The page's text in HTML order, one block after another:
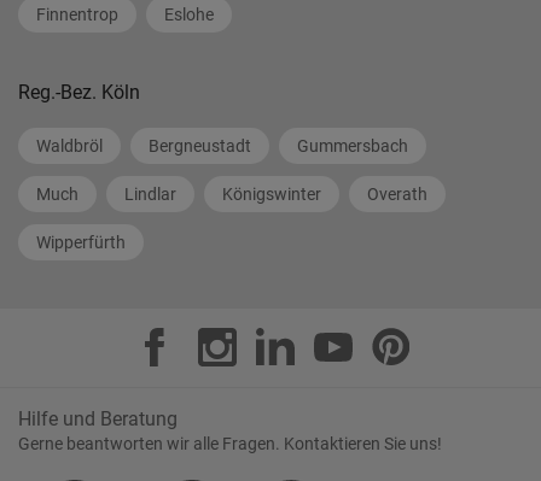
Finnentrop Eslohe
Reg.-Bez. Köln
Waldbröl Bergneustadt Gummersbach
Much Lindlar Königswinter Overath
Wipperfürth
Hilfe und Beratung
Gerne beantworten wir alle Fragen. Kontaktieren Sie uns!